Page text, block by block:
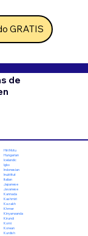
GRATIS
de
Hiri Motu
Hungarian
Icelandic
Igbo
Indonesian
Inuktitut
Italian
Japanese
Javanese
Kannada
Kashmiri
Kazakh
Khmer
Kinyarwanda
Kirundi
Komi
Korean
Kurdish